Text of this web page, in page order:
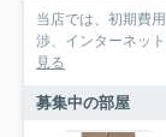
当店では、初期費
渉、インターネッ
見る
募集中の部屋